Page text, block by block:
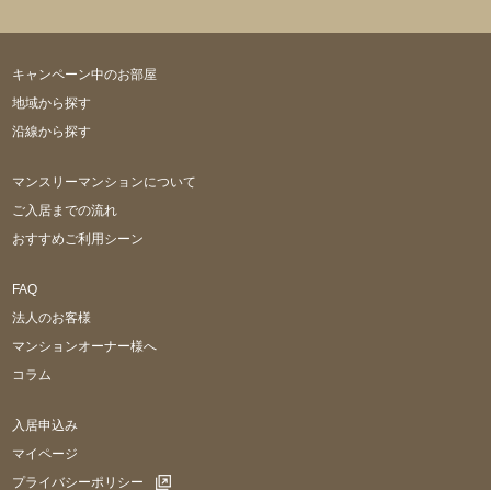
キャンペーン中のお部屋
地域から探す
沿線から探す
マンスリーマンションについて
ご入居までの流れ
おすすめご利用シーン
FAQ
法人のお客様
マンションオーナー様へ
コラム
入居申込み
マイページ
プライバシーポリシー